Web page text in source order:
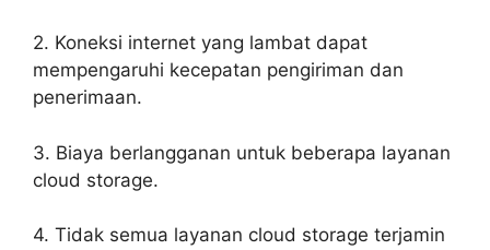
2. Koneksi internet yang lambat dapat
mempengaruhi kecepatan pengiriman dan
penerimaan.
3. Biaya berlangganan untuk beberapa layanan
cloud storage.
4. Tidak semua layanan cloud storage terjamin